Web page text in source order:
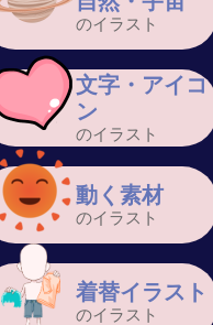
のイラスト
文字・アイコ
ン
のイラスト
動く素材
のイラスト
着替イラスト
のイラスト